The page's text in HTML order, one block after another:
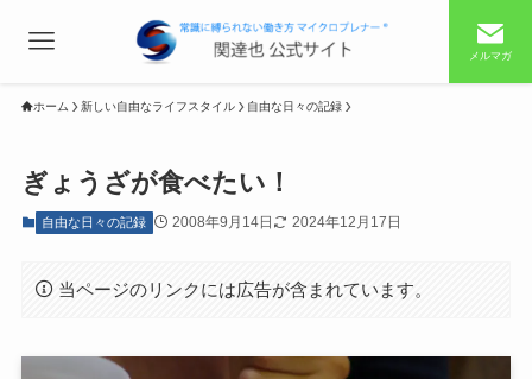
メルマガ
ホーム 新しい自由なライフスタイル 自由な日々の記録
ぎょうざが食べたい！
自由な日々の記録 2008年9月14日 2024年12月17日
当ページのリンクには広告が含まれています。